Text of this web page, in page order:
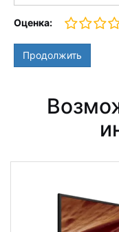
Оценка:
Продолжить